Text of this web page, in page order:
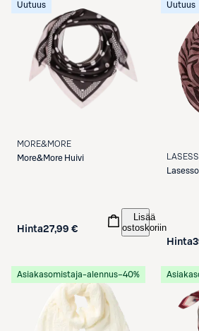
Uutuus
MORE&MORE
More&More Huivi
Hinta27,99 €
Lisää
ostoskoriin
Uutuus
Hinta
Asiakasomistaja-alennus−40%